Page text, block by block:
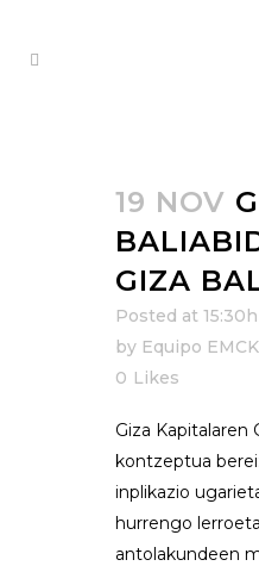
19 NOV
GIZA
Posted at 15:30h
by Equipo EMCK
0 Likes
Giza Kapitalaren
kontzeptua
inplikazio
hurrengo
antolakundeen